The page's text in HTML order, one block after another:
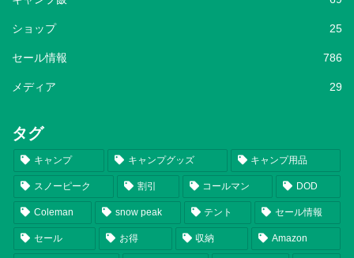
ショップ 25
セール情報 786
メディア 29
タグ
キャンプ キャンプグッズ キャンプ用品
スノーピーク 割引 コールマン DOD
Coleman snow peak テント セール情報
セール お得 収納 Amazon